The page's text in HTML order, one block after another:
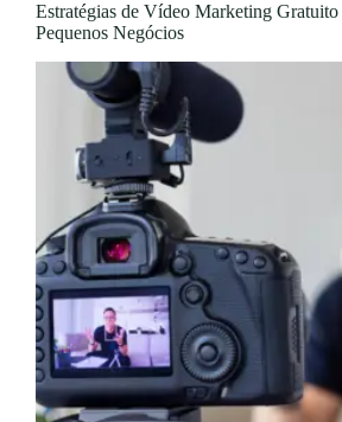
Estratégias de Vídeo Marketing Gratuito
Pequenos Negócios